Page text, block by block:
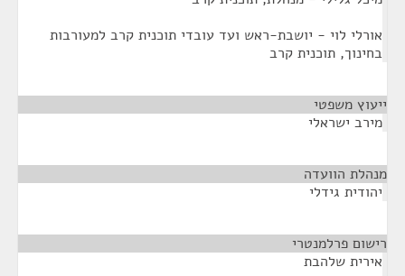
אורלי לוי - יושבת-ראש ועד עובדי תוכנית קרב למעורבות
בחינוך, תוכנית קרב
ייעוץ משפטי
מירב ישראלי
מנהלת הוועדה
יהודית גידלי
רישום פרלמנטרי
אירית שלהבת